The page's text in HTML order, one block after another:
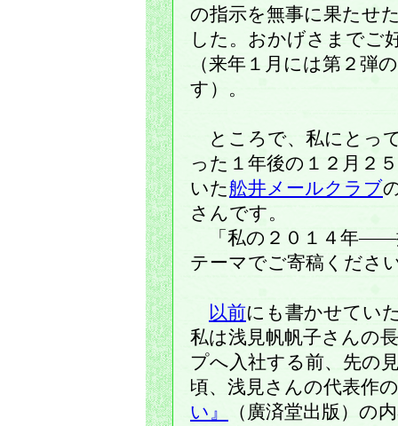
の指示を無事に果たせ
した。おかげさまでご
（来年１月には第２弾
す）。
ところで、私にとっ
った１年後の１２月２
いた舩井メールクラブ
さんです。
「私の２０１４年――
テーマでご寄稿くださ
以前にも書かせてい
私は浅見帆帆子さんの
プへ入社する前、先の
頃、浅見さんの代表作
い』
（廣済堂出版）の